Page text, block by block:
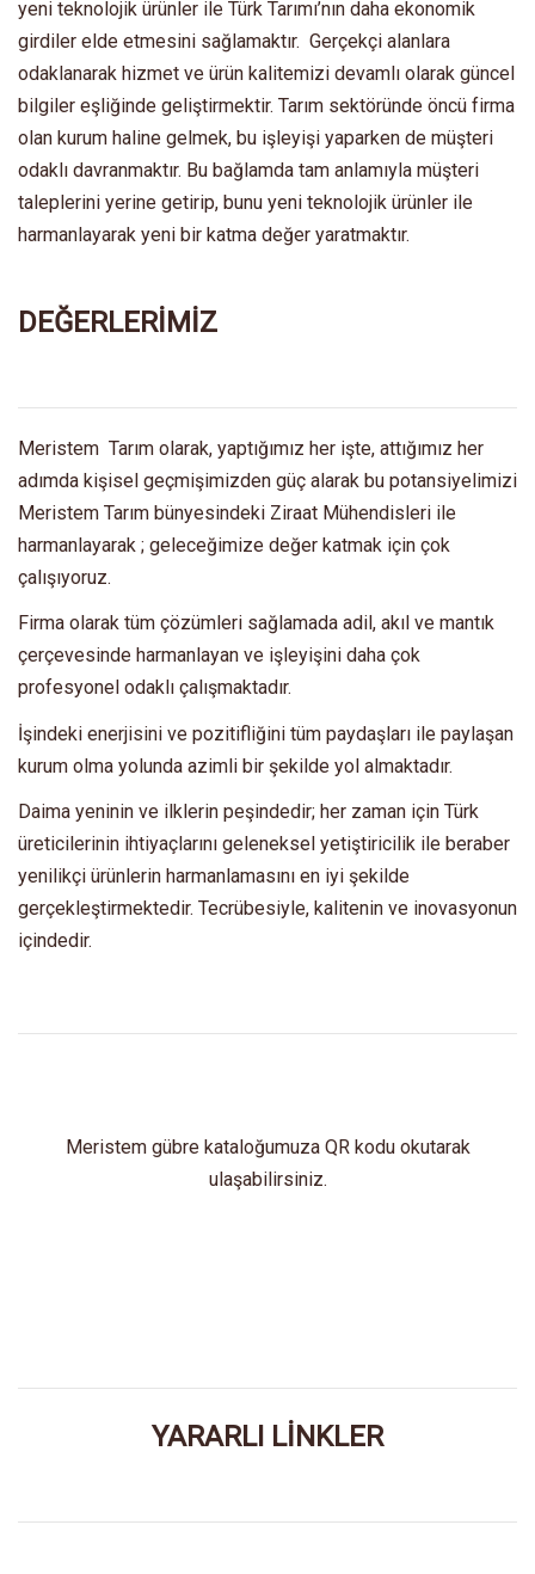
yeni teknolojik ürünler ile Türk Tarımı’nın daha ekonomik
girdiler elde etmesini sağlamaktır. Gerçekçi alanlara
odaklanarak hizmet ve ürün kalitemizi devamlı olarak güncel
bilgiler eşliğinde geliştirmektir. Tarım sektöründe öncü firma
olan kurum haline gelmek, bu işleyişi yaparken de müşteri
odaklı davranmaktır. Bu bağlamda tam anlamıyla müşteri
taleplerini yerine getirip, bunu yeni teknolojik ürünler ile
harmanlayarak yeni bir katma değer yaratmaktır.
DEĞERLERİMİZ
Meristem Tarım olarak, yaptığımız her işte, attığımız her
adımda kişisel geçmişimizden güç alarak bu potansiyelimizi
Meristem Tarım bünyesindeki Ziraat Mühendisleri ile
harmanlayarak ; geleceğimize değer katmak için çok
çalışıyoruz.
Firma olarak tüm çözümleri sağlamada adil, akıl ve mantık
çerçevesinde harmanlayan ve işleyişini daha çok
profesyonel odaklı çalışmaktadır.
İşindeki enerjisini ve pozitifliğini tüm paydaşları ile paylaşan
kurum olma yolunda azimli bir şekilde yol almaktadır.
Daima yeninin ve ilklerin peşindedir; her zaman için Türk
üreticilerinin ihtiyaçlarını geleneksel yetiştiricilik ile beraber
yenilikçi ürünlerin harmanlamasını en iyi şekilde
gerçekleştirmektedir. Tecrübesiyle, kalitenin ve inovasyonun
içindedir.
Meristem gübre kataloğumuza QR kodu okutarak
ulaşabilirsiniz.
YARARLI LİNKLER